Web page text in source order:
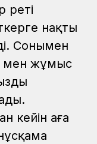
реті
нақты
Сонымен
мен жұмыс
кейін аға